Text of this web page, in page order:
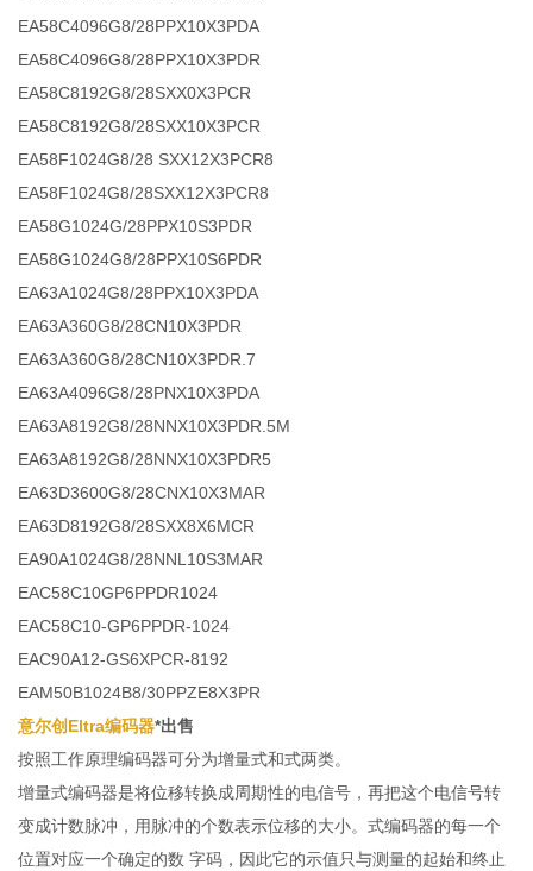
EA58C4096G8/28PPX10X3PDA
EA58C4096G8/28PPX10X3PDR
EA58C8192G8/28SXX0X3PCR
EA58C8192G8/28SXX10X3PCR
EA58F1024G8/28 SXX12X3PCR8
EA58F1024G8/28SXX12X3PCR8
EA58G1024G/28PPX10S3PDR
EA58G1024G8/28PPX10S6PDR
EA63A1024G8/28PPX10X3PDA
EA63A360G8/28CN10X3PDR
EA63A360G8/28CN10X3PDR.7
EA63A4096G8/28PNX10X3PDA
EA63A8192G8/28NNX10X3PDR.5M
EA63A8192G8/28NNX10X3PDR5
EA63D3600G8/28CNX10X3MAR
EA63D8192G8/28SXX8X6MCR
EA90A1024G8/28NNL10S3MAR
EAC58C10GP6PPDR1024
EAC58C10-GP6PPDR-1024
EAC90A12-GS6XPCR-8192
EAM50B1024B8/30PPZE8X3PR
意尔创Eltra编码器*出售
按照工作原理编码器可分为增量式和式两类。
增量式编码器是将位移转换成周期性的电信号，再把这个电信号转
变成计数脉冲，用脉冲的个数表示位移的大小。式编码器的每一个
位置对应一个确定的数 字码，因此它的示值只与测量的起始和终止